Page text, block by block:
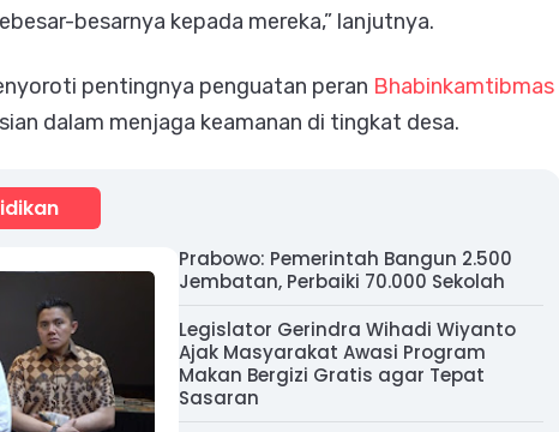
besarnya kepada mereka,” lanjutnya.
pentingnya penguatan peran Bhabinkamtibmas
dalam menjaga keamanan di tingkat desa.
Prabowo: Pemerintah Bangun 2.500
Jembatan, Perbaiki 70.000 Sekolah
Legislator Gerindra Wihadi Wiyanto
Ajak Masyarakat Awasi Program
Makan Bergizi Gratis agar Tepat
Sasaran